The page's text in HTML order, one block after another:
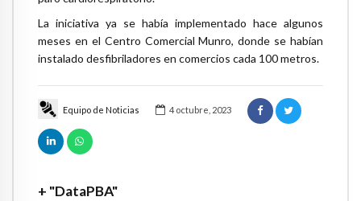
Equipo de Noticias 4 octubre, 2023
+ "DataPBA"
La iniciativa ya se había implementado hace algunos
meses en el Centro Comercial Munro, donde se habían
instalado desfibriladores en comercios cada 100 metros.